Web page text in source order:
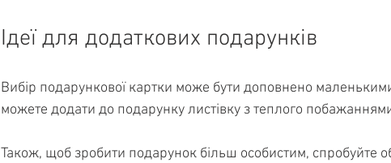
Ідеї для додаткових подарунків
Вибір подарункової картки може бути доповнено
можете додати до подарунку листівку з теплого
Також, щоб зробити подарунок більш особистим, спробуйте